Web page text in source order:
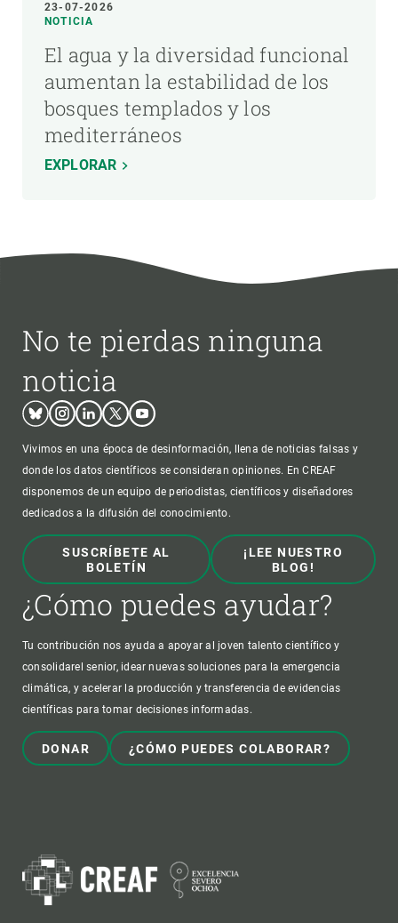
23-07-2026
NOTICIA
El agua y la diversidad funcional
aumentan la estabilidad de los
bosques templados y los
mediterráneos
EXPLORAR
No te pierdas ninguna
noticia
BlueskyInstagram
LinkedinTwitterYoutube
Vivimos en una época de desinformación, llena de noticias falsas y
donde los datos científicos se consideran opiniones. En CREAF
disponemos de un equipo de periodistas, científicos y diseñadores
dedicados a la difusión del conocimiento.
SUSCRÍBETE AL
BOLETÍN
¡LEE NUESTRO
BLOG!
¿Cómo puedes ayudar?
Tu contribución nos ayuda a apoyar al joven talento científico y
consolidarel senior, idear nuevas soluciones para la emergencia
climática, y acelerar la producción y transferencia de evidencias
científicas para tomar decisiones informadas.
DONAR ¿CÓMO PUEDES COLABORAR?